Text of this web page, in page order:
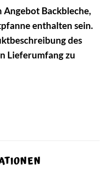
Angebot Backbleche,
enthalten sein.
des
Lieferumfang zu